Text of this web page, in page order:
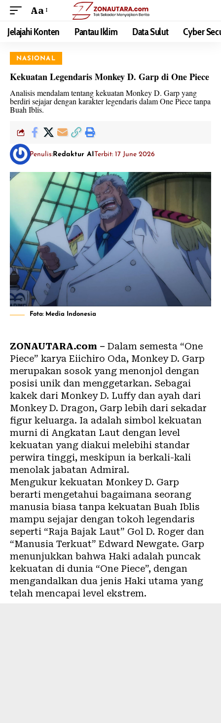
Aa
Jelajahi Konten Pantau Iklim Data Sulut Cyber
NASIONAL
Kekuatan Legendaris Monkey D. Garp di One Piece
Analisis mendalam tentang kekuatan Monkey D. Garp yang
berdiri sejajar dengan karakter legendaris dalam One Piece tanpa
Buah Iblis.
Penulis: Redaktur AITerbit: 17 June 2026
Foto: Media Indonesia
ZONAUTARA.com – Dalam semesta “One
Piece” karya Eiichiro Oda, Monkey D. Garp
merupakan sosok yang menonjol dengan
posisi unik dan menggetarkan. Sebagai
kakek dari Monkey D. Luffy dan ayah dari
Monkey D. Dragon, Garp lebih dari sekadar
figur keluarga. Ia adalah simbol kekuatan
murni di Angkatan Laut dengan level
kekuatan yang diakui melebihi standar
perwira tinggi, meskipun ia berkali-kali
menolak jabatan Admiral.
Mengukur kekuatan Monkey D. Garp
berarti mengetahui bagaimana seorang
manusia biasa tanpa kekuatan Buah Iblis
mampu sejajar dengan tokoh legendaris
seperti “Raja Bajak Laut” Gol D. Roger dan
“Manusia Terkuat” Edward Newgate. Garp
menunjukkan bahwa Haki adalah puncak
kekuatan di dunia “One Piece”, dengan
mengandalkan dua jenis Haki utama yang
telah mencapai level ekstrem.